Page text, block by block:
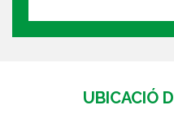
UBICACIÓ